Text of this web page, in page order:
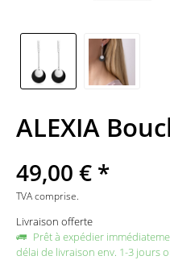
ALEXIA
49,00 € *
TVA comprise.
Livraison offerte
Prêt à expédier
délai de livraison env. 1-3 jours